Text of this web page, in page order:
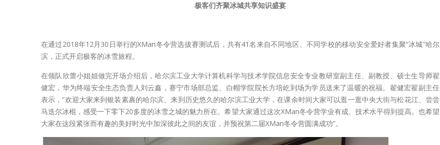
极客们齐聚冰城共享知识盛宴
在通过2018年12月30日举行的XMan冬令营选拔赛测试后，共有41名来自不同地区、不同学校的移动安全爱好者集聚“冰城”哈尔
滨，正式开启极客的冰雪旅程。
在领队欣蕾小姐姐做完开场介绍后，哈尔滨工业大学计算机科学与技术学院信息安全专业教研室副主任、副教授、硕士生导师翟
健宏，华为终端安全生态负责人刘云鑫，赛宁市场部总监、白帽学院院长方培屹到场为学员送来了温暖的祝福。翟健宏翟副主任
表示，“欢迎大家来到银装素裹的哈尔滨、来到历史悠久的哈尔滨工业大学，在课余时间大家可以逛一逛中央大街与松花江、尝尝
马迭尔冰棍，感受一下零下20多度的冰雪之城的魅力所在。希望大家通过这次XMan冬令营学业有成、技术水平得到提高。也希望
大家在这段紧张而有趣的美好时光中加深彼此之间的友谊，并预祝第二届XMan冬令营圆满成功”。